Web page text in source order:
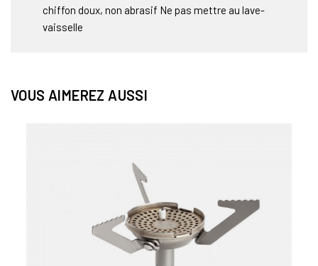
chiffon doux, non abrasif Ne pas mettre au lave-
vaisselle
VOUS AIMEREZ AUSSI